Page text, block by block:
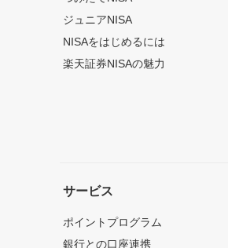
ジュニアNISA
NISAをはじめるには
楽天証券NISAの魅力
サービス
ポイントプログラム
銀行との口座連携